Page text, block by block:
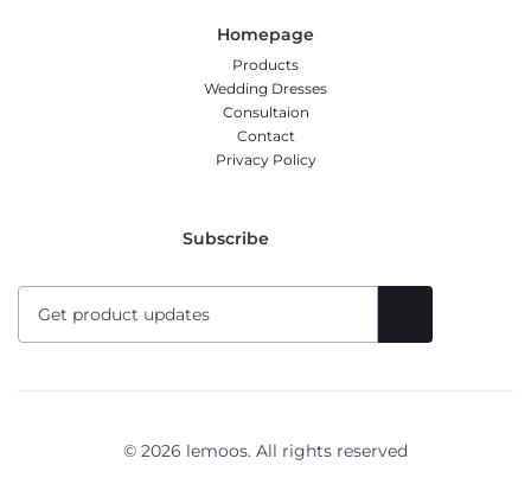
Homepage
Products
Wedding Dresses
Consultaion
Contact
Privacy Policy
Subscribe
© 2026 lemoos. All rights reserved